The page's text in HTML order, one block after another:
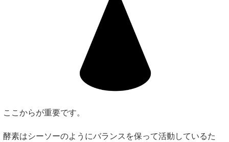
ここからが重要です。
酵素はシーソーのようにバランスを保って活動しているた